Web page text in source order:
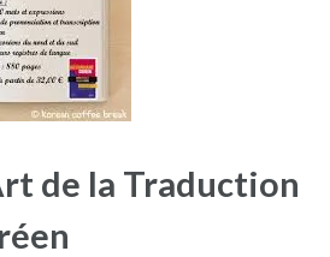
de la Traduction